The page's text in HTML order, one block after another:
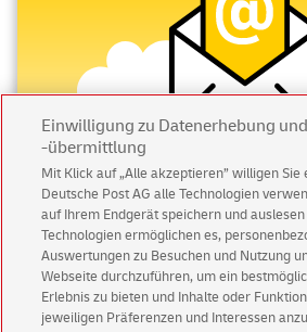
Abonnieren Sie unseren
Immer informiert über
Aktionen - jetzt mit Vorteil
Privatkundensichern sich
Einwilligung zu Datenerhebung und
-übermittlung
Mit Klick auf „Alle akzeptieren” willigen Sie
Deutsche Post AG alle Technologien
auf Ihrem Endgerät speichern und
Technologien ermöglichen es,
Auswertungen zu Besuchen und Nutzung
Webseite durchzuführen, um ein
Erlebnis zu bieten und Inhalte oder
jeweiligen Präferenzen und Interessen